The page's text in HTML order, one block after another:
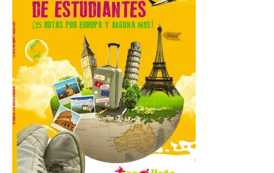
Martínez Matilla como
pregonero de las Fiestas
2026. Tendrá lugar este
sábado 8 de agosto a las 21,00 horas en el
teatro municipal de La Bañeza. El
comunicador astorgano Arturo Martínez
Matilla, […]
La I Feria de la Cerveza
Artesana de Astorga
arranca con una gran
acogida del público